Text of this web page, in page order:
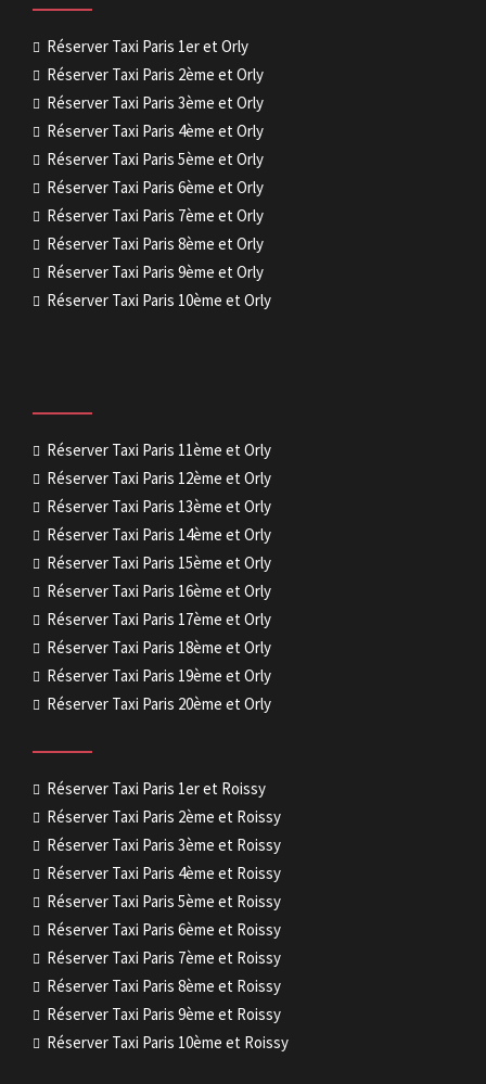
Réserver Taxi Paris 1er et Orly
Réserver Taxi Paris 2ème et Orly
Réserver Taxi Paris 3ème et Orly
Réserver Taxi Paris 4ème et Orly
Réserver Taxi Paris 5ème et Orly
Réserver Taxi Paris 6ème et Orly
Réserver Taxi Paris 7ème et Orly
Réserver Taxi Paris 8ème et Orly
Réserver Taxi Paris 9ème et Orly
Réserver Taxi Paris 10ème et Orly
Réserver Taxi Paris 11ème et Orly
Réserver Taxi Paris 12ème et Orly
Réserver Taxi Paris 13ème et Orly
Réserver Taxi Paris 14ème et Orly
Réserver Taxi Paris 15ème et Orly
Réserver Taxi Paris 16ème et Orly
Réserver Taxi Paris 17ème et Orly
Réserver Taxi Paris 18ème et Orly
Réserver Taxi Paris 19ème et Orly
Réserver Taxi Paris 20ème et Orly
Réserver Taxi Paris 1er et Roissy
Réserver Taxi Paris 2ème et Roissy
Réserver Taxi Paris 3ème et Roissy
Réserver Taxi Paris 4ème et Roissy
Réserver Taxi Paris 5ème et Roissy
Réserver Taxi Paris 6ème et Roissy
Réserver Taxi Paris 7ème et Roissy
Réserver Taxi Paris 8ème et Roissy
Réserver Taxi Paris 9ème et Roissy
Réserver Taxi Paris 10ème et Roissy